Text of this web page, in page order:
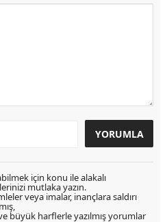
için konu ile alakalı
mutlaka yazın.
veya imalar, inançlara saldırı
büyük harflerle yazılmış yorumlar